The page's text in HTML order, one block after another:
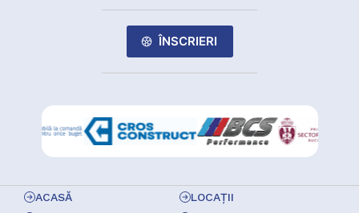
ÎNSCRIERI
ACASĂ
LOCAȚII